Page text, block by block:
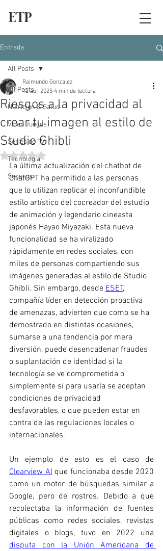
ETP
Entrada
All Posts
Nutrición & Salud
Video Juegos
Series de TV
Tecnología
Seguros
All Posts
Riesgos a la privacidad al
crear tu imagen al estilo de
Studio Ghibli
Raimundo Gonzalez
12 abr 2025 4 min de lectura
Obtuvo NaN de 5 estrellas.
La última actualización del chatbot de
ChatGPT ha permitido a las personas
que lo utilizan replicar el inconfundible
estilo artístico del cocreador del estudio
de animación y legendario cineasta
japonés Hayao Miyazaki. Esta nueva
funcionalidad se ha viralizado
rápidamente en redes sociales, con
miles de personas compartiendo sus
imágenes generadas al estilo de Studio
Ghibli. Sin embargo, desde ESET,
compañía líder en detección proactiva
de amenazas, advierten que como se ha
demostrado en distintas ocasiones,
sumarse a una tendencia por mera
diversión, puede desencadenar fraudes
o suplantación de identidad si la
tecnología se ve comprometida o
simplemente si para usarla se aceptan
condiciones de privacidad
desfavorables, o que pueden estar en
contra de las regulaciones locales o
internacionales.
Clearview AI que funcionaba desde 2020
como un motor de búsquedas similar a
Google, pero de rostros. Debido a que
recolectaba la información de fuentes
públicas como redes sociales, revistas
disputa con la Unión Americana de